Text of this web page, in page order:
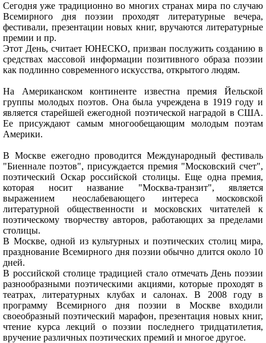
Сегодня уже традиционно во многих странах мира по случаю
Всемирного дня поэзии проходят литературные вечера,
фестивали, презентации новых книг, вручаются литературные
премии и пр.
Этот День, считает ЮНЕСКО, призван послужить созданию в
средствах массовой информации позитивного образа поэзии
как подлинно современного искусства, открытого людям.
На Американском континенте известна премия Йельской
группы молодых поэтов. Она была учреждена в 1919 году и
является старейшей ежегодной поэтической наградой в США.
Ее присуждают самым многообещающим молодым поэтам
Америки.
В Москве ежегодно проводится Международный фестиваль
"Биеннале поэтов", присуждается премия "Московский счет",
поэтический Оскар российской столицы. Еще одна премия,
которая носит название "Москва-транзит", является
выражением неослабевающего интереса московской
литературной общественности и московских читателей к
поэтическому творчеству авторов, работающих за пределами
столицы.
В Москве, одной из культурных и поэтических столиц мира,
празднование Всемирного дня поэзии обычно длится около 10
дней.
В российской столице традицией стало отмечать День поэзии
разнообразными поэтическими акциями, которые проходят в
театрах, литературных клубах и салонах. В 2008 году в
программу Всемирного дня поэзии в Москве входили
своеобразный поэтический марафон, презентация новых книг,
чтение курса лекций о поэзии последнего тридцатилетия,
вручение различных поэтических премий и многое другое.